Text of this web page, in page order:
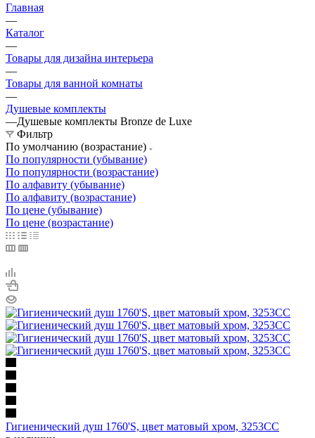
Главная
—
Каталог
—
Товары для дизайна интерьера
—
Товары для ванной комнаты
—
Душевые комплекты
—Душевые комплекты Bronze de Luxe
Фильтр
По умолчанию (возрастание)
По популярности (убывание)
По популярности (возрастание)
По алфавиту (убывание)
По алфавиту (возрастание)
По цене (убывание)
По цене (возрастание)
Гигиенический душ 1760'S, цвет матовый хром, 3253CC